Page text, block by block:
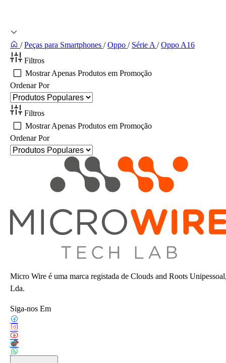
/ Peças para Smartphones / Oppo / Série A/ Oppo A16
Filtros
Mostrar Apenas Produtos em Promoção
Ordenar Por
Filtros
Mostrar Apenas Produtos em Promoção
Ordenar Por
Micro Wire é uma marca registada de Clouds and Roots
Lda.
Siga-nos Em